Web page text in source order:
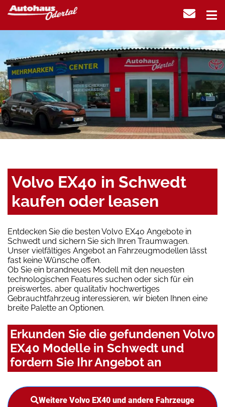
Volvo EX40 in Schwedt
kaufen oder leasen
Entdecken Sie die besten Volvo EX40 Angebote in
Schwedt und sichern Sie sich Ihren Traumwagen.
Unser vielfältiges Angebot an Fahrzeugmodellen lässt
fast keine Wünsche offen.
Ob Sie ein brandneues Modell mit den neuesten
technologischen Features suchen oder sich für ein
preiswertes, aber qualitativ hochwertiges
Gebrauchtfahrzeug interessieren, wir bieten Ihnen eine
breite Palette an Optionen.
Erkunden Sie die gefundenen Volvo
EX40 Modelle in Schwedt und
fordern Sie Ihr Angebot an
Weitere Volvo EX40 und andere Fahrzeuge